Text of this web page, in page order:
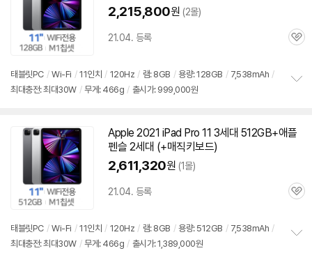
2,215,800원 (2몰)
21.04. 등록
관
태블릿PC / Wi-Fi / 11인치 / 120Hz / 램: 8GB / 용량: 128GB / 7,538mAh /
최대충전: 최대30W / 무게: 466g / 출시가: 999,000원
치
Apple 2021 iPad Pro 11 3세대 512GB+애플
펜슬 2세대 (+매직키보드)
2,611,320원 (1몰)
21.04. 등록
관
태블릿PC / Wi-Fi / 11인치 / 120Hz / 램: 8GB / 용량: 512GB / 7,538mAh /
최대충전: 최대30W / 무게: 466g / 출시가: 1,389,000원